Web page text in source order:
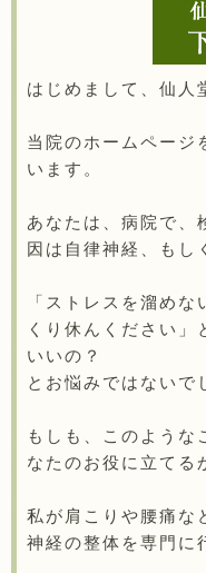
はじめまして、仙人
当院のホームページ
います。
あなたは、病院で、
因は自律神経、もし
「ストレスを溜め
くり休んください」
いいの？
とお悩みではないで
もしも、このような
なたのお役に立てる
私が肩こりや腰痛な
神経の整体を専門に